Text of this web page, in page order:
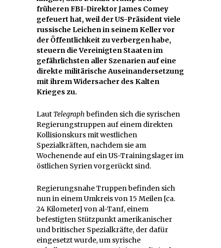
früheren FBI-Direktor James Comey
gefeuert hat, weil der US-Präsident viele
russische Leichen in seinem Keller vor
der Öffentlichkeit zu verbergen habe,
steuern die Vereinigten Staaten im
gefährlichsten aller Szenarien auf eine
direkte militärische Auseinandersetzung
mit ihrem Widersacher des Kalten
Krieges zu.
Laut Telegraph befinden sich die syrischen
Regierungstruppen auf einem direkten
Kollisionskurs mit westlichen
Spezialkräften, nachdem sie am
Wochenende auf ein US-Trainingslager im
östlichen Syrien vorgerückt sind.
Regierungsnahe Truppen befinden sich
nun in einem Umkreis von 15 Meilen [ca.
24 Kilometer] von al-Tanf, einem
befestigten Stützpunkt amerikanischer
und britischer Spezialkräfte, der dafür
eingesetzt wurde, um syrische